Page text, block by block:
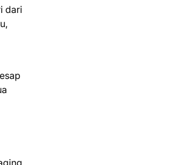
dari